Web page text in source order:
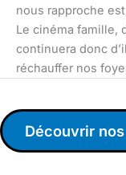
nous rapproche
Le cinéma famille,
continuera donc
réchauffer nos
Découvrir